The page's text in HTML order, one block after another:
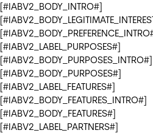
[#IABV2_BODY_INTRO#]
[#IABV2_LABEL_PURPOSES#]
[#IABV2_BODY_PURPOSES_INTRO#]
[#IABV2_BODY_PURPOSES#]
[#IABV2_LABEL_FEATURES#]
[#IABV2_BODY_FEATURES_INTRO#]
[#IABV2_BODY_FEATURES#]
[#IABV2_LABEL_PARTNERS#]